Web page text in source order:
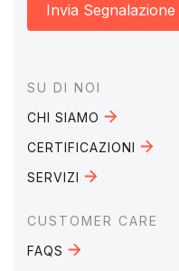
Invia Segnalazione
Footer
SU DI NOI
CHI SIAMO
CERTIFICAZIONI
SERVIZI
CUSTOMER CARE
FAQS